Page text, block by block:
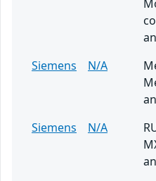
Siemens
N/A
Siemens
N/A